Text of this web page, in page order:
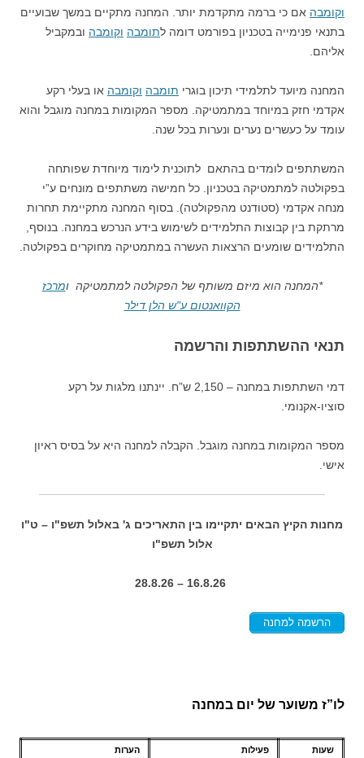
וקומבה אם כי ברמה מתקדמת יותר. המחנה מתקיים במשך שבועיים
בתנאי פנימייה בטכניון בפורמט דומה לתומבה וקומבה ובמקביל
אליהם.
המחנה מיועד לתלמידי תיכון בוגרי תומבה וקומבה או בעלי רקע
אקדמי חזק במיוחד במתמטיקה. מספר המקומות במחנה מוגבל והוא
עומד על כעשרים נערים ונערות בכל שנה.
המשתתפים לומדים בהתאם לתוכנית לימוד מיוחדת שפותחה
בפקולטה למתמטיקה בטכניון. כל חמישה משתתפים מונחים ע”י
מנחה אקדמי (סטודנט מהפקולטה). בסוף המחנה מתקיימת תחרות
מרתקת בין קבוצות התלמידים לשימוש בידע הנרכש במחנה. בנוסף,
התלמידים שומעים הרצאות העשרה במתמטיקה מחוקרים בפקולטה.
*המחנה הוא מיזם משותף של הפקולטה למתמטיקה ומרכז
הקוואנטום ע"ש הלן דילר
תנאי ההשתתפות והרשמה
דמי השתתפות במחנה – 2,150 ש”ח. יינתנו מלגות על רקע
סוציו-אקנומי.
מספר המקומות במחנה מוגבל. הקבלה למחנה היא על בסיס ראיון
אישי.
מחנות הקיץ הבאים יתקיימו בין התאריכים ג' באלול תשפ"ו – ט"ו
אלול תשפ"ו
16.8.26 – 28.8.26
הרשמה למחנה
לו”ז משוער של יום במחנה
שעות פעילות הערות